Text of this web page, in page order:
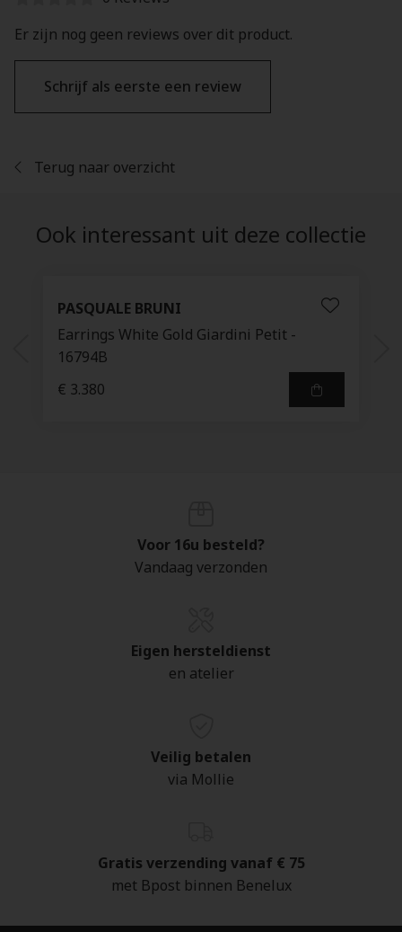
Er zijn nog geen reviews over dit product.
Schrijf als eerste een review
Terug naar overzicht
Ook interessant uit deze collectie
PASQUALE BRUNI
Earrings White Gold Giardini Petit -
16794B
€ 3.380
Voor 16u besteld?
Vandaag verzonden
Eigen hersteldienst
en atelier
Veilig betalen
via Mollie
Gratis verzending vanaf € 75
met Bpost binnen Benelux